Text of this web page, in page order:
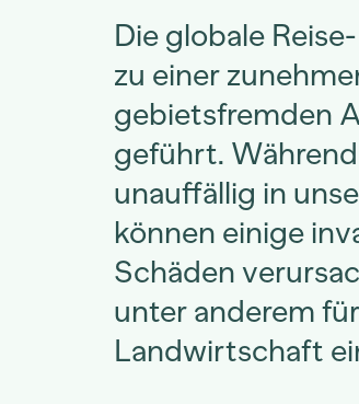
Die globale
zu einer
gebietsfremden
geführt.
unauffällig in
können einige
Schäden
unter anderem
Landwirtschaft